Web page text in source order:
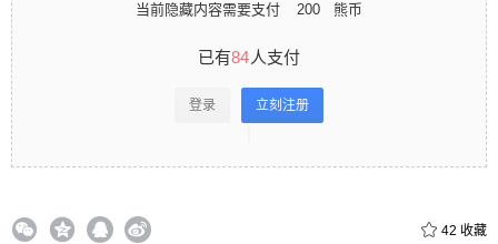
当前隐藏内容需要支付 200 熊币
已有84人支付
登录 立刻注册
42 收藏